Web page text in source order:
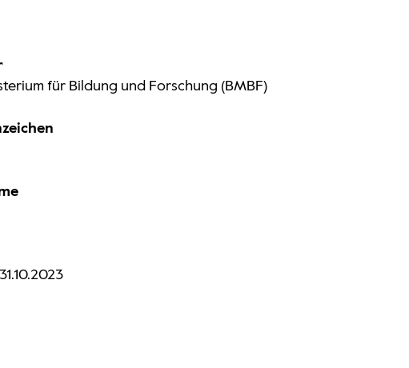
für Bildung und Forschung (BMBF)